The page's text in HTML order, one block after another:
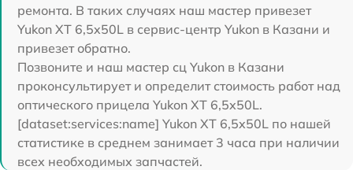
ремонта. В таких случаях наш мастер привезет
Yukon XT 6,5x50L в сервис-центр Yukon в Казани и
привезет обратно.
Позвоните и наш мастер сц Yukon в Казани
проконсультирует и определит стоимость работ над
оптического прицела Yukon XT 6,5x50L.
[dataset:services:name] Yukon XT 6,5x50L по нашей
статистике в среднем занимает 3 часа при наличии
всех необходимых запчастей.